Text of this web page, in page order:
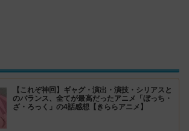
【これぞ神回】ギャグ・演出・演技・シリアスと
のバランス、全てが最高だったアニメ「ぼっち・
ざ・ろっく」の4話感想【きららアニメ】